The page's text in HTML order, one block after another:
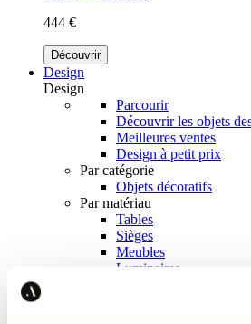
444 €
Découvrir
Design
Design
Parcourir
Découvrir les objets
Meilleures ventes
Design à petit prix
Par catégorie
Objets décoratifs
Par matériau
Tables
Sièges
Meubles
Luminaires